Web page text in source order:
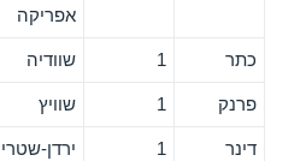
אפריקה
כתר 1 שוודיה
פרנק 1 שוויץ
דינר 1
ירדן-שטרי